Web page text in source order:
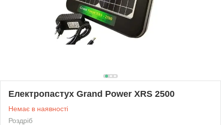
Електропастух Grand Power XRS 2500
Немає в наявності
Роздріб